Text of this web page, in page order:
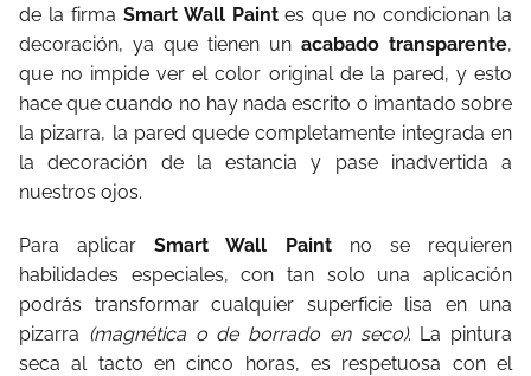
de la firma Smart Wall Paintes que no condicionan la
decoración, ya que tienen un acabado transparente,
que no impide ver el color original de la pared, y esto
hace que cuando no hay nada escrito o imantado sobre
la pizarra, la pared quede completamente integrada en
la decoración de la estancia y pase inadvertida a
nuestros ojos.
Para aplicarSmart Wall Paintno se requieren
habilidades especiales, con tan solo una aplicación
podrás transformar cualquier superficie lisa en una
pizarra (magnética o de borrado en seco). La pintura
seca al tacto en cinco horas, es respetuosa con el